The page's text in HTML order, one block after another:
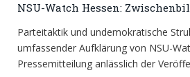
NSU-Watch Hessen:
Parteitaktik und undemokratische
umfassender Aufklärung von NSU-
Pressemitteilung anlässlich der